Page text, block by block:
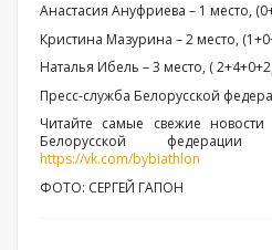
Анастасия Ануфриева – 1 место,
Кристина Мазурина – 2 место,
Наталья Ибель – 3 место, (
Пресс-служба Белорусской
Читайте самые свежие
Белорусской федерации
https://vk.com/bybiathlon
ФОТО: СЕРГЕЙ ГАПОН